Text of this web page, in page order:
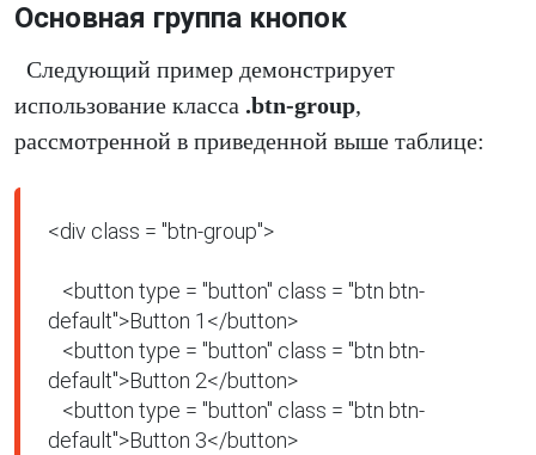
Основная группа кнопок
Следующий пример демонстрирует
использование класса .btn-group,
рассмотренной в приведенной выше таблице:
<div class = "btn-group">
default">Button 1</button>
default">Button 2</button>
default">Button 3</button>